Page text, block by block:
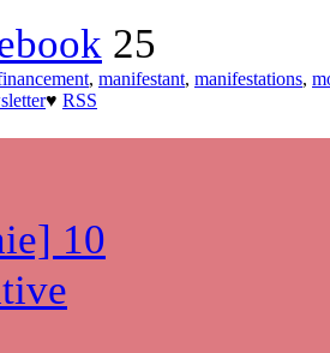
25
, manifestant, manifestations,
♥ RSS